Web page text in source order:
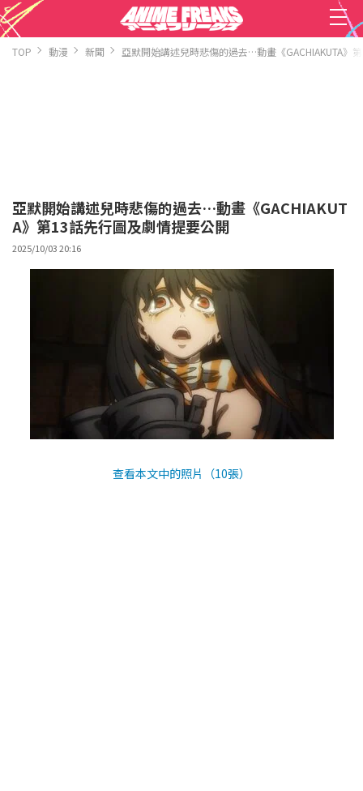
TOP 動漫 新聞 亞默開始講述兒時悲傷的過去…動畫《GACHIAKUTA》
亞默開始講述兒時悲傷的過去…動畫《GACHIAKUT
A》第13話先行圖及劇情提要公開
2025/10/03 20:16
查看本文中的照片（10張）